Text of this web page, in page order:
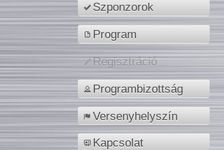
Szponzorok
Program
Regisztráció
Programbizottság
Versenyhelyszín
Kapcsolat